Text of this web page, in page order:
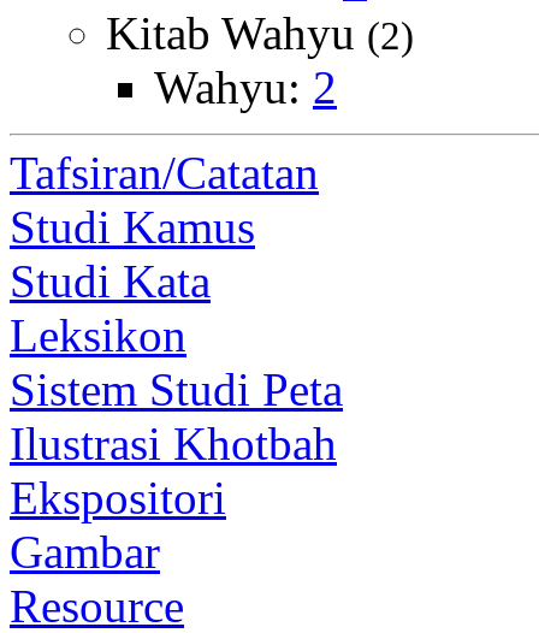
Kitab Wahyu (2)
Wahyu: 2
Tafsiran/Catatan
Studi Kamus
Studi Kata
Leksikon
Sistem Studi Peta
Ilustrasi Khotbah
Ekspositori
Gambar
Resource